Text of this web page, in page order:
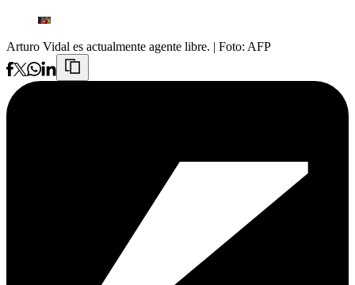
Arturo Vidal es actualmente agente libre. | Foto: AFP